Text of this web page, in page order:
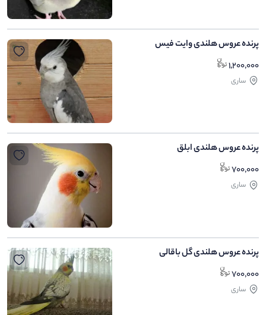
پرنده عروس هلندی وایت فیس
1,200,000
ساری
پرنده عروس هلندی ابلق
700,000
ساری
پرنده عروس هلندی گل باقالی
700,000
ساری